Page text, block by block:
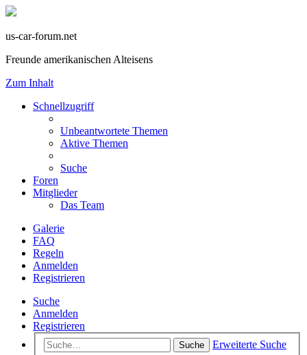
us-car-forum.net
Freunde amerikanischen Alteisens
Zum Inhalt
Schnellzugriff
Unbeantwortete Themen
Aktive Themen
Suche
Foren
Mitglieder
Das Team
Galerie
FAQ
Regeln
Anmelden
Registrieren
Suche
Anmelden
Registrieren
Suche Erweiterte Suche